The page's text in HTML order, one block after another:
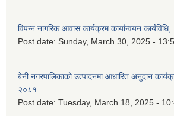
विपन्न नागरिक आवास कार्यक्रम कार्यान्वयन
Post date: Sunday, March 30, 2025 -
बेनी नगरपालिकाको उत्पादनमा आधारित अनुदान
२०८१
Post date: Tuesday, March 18, 2025 -